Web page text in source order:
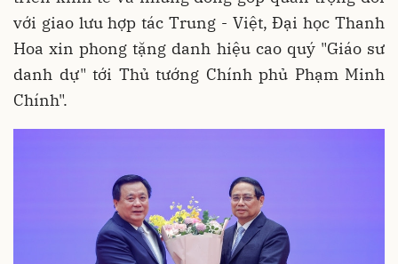
với giao lưu hợp tác Trung - Việt, Đại học Thanh
Hoa xin phong tặng danh hiệu cao quý "Giáo sư
danh dự" tới Thủ tướng Chính phủ Phạm Minh
Chính".